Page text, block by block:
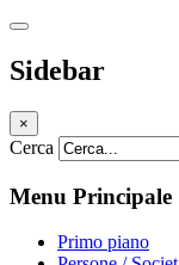
Sidebar
×
Cerca
Menu Principale
Primo piano